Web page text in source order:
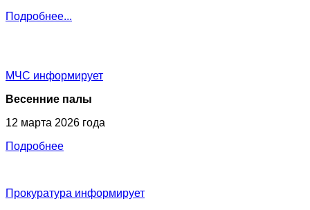
Подробнее...
МЧС информирует
Весенние палы
12 марта 2026 года
Подробнее
Прокуратура информирует